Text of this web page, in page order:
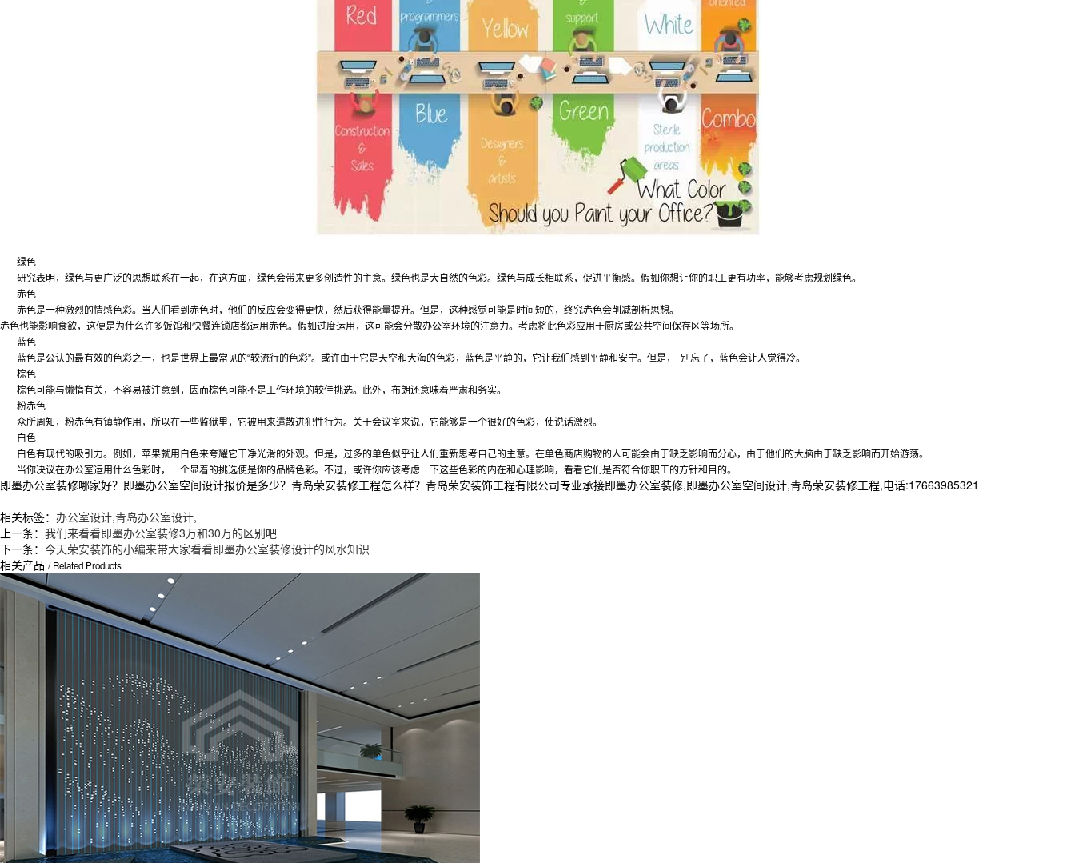
绿色
研究表明，绿色与更广泛的思想联系在一起，在这方面，绿色会带来更多创造性的主意。绿色也是大自然的色彩。绿色与成长相联系，促进平衡感。假如你想让你的职工更有功率，能够考虑规划绿色。
赤色
赤色是一种激烈的情感色彩。当人们看到赤色时，他们的反应会变得更快，然后获得能量提升。但是，这种感觉可能是时间短的，终究赤色会削减剖析思想。
赤色也能影响食欲，这便是为什么许多饭馆和快餐连锁店都运用赤色。假如过度运用，这可能会分散办公室环境的注意力。考虑将此色彩应用于厨房或公共空间保存区等场所。
蓝色
蓝色是公认的最有效的色彩之一，也是世界上最常见的“较流行的色彩”。或许由于它是天空和大海的色彩，蓝色是平静的，它让我们感到平静和安宁。但是， 别忘了，蓝色会让人觉得冷。
棕色
棕色可能与懒惰有关，不容易被注意到，因而棕色可能不是工作环境的较佳挑选。此外，布朗还意味着严肃和务实。
粉赤色
众所周知，粉赤色有镇静作用，所以在一些监狱里，它被用来遣散进犯性行为。关于会议室来说，它能够是一个很好的色彩，使说话激烈。
白色
白色有现代的吸引力。例如，苹果就用白色来夸耀它干净光滑的外观。但是，过多的单色似乎让人们重新思考自己的主意。在单色商店购物的人可能会由于缺乏影响而分心，由于他们的大脑由于缺乏影响而开始游荡。
当你决议在办公室运用什么色彩时，一个显着的挑选便是你的品牌色彩。不过，或许你应该考虑一下这些色彩的内在和心理影响，看看它们是否符合你职工的方针和目的。
即墨办公室装修哪家好？即墨办公室空间设计报价是多少？青岛荣安装修工程怎么样？青岛荣安装饰工程有限公司专业承接即墨办公室装修,即墨办公室空间设计,青岛荣安装修工程,电话:17663985321
相关标签： 办公室设计,青岛办公室设计,
上一条： 我们来看看即墨办公室装修3万和30万的区别吧
下一条： 今天荣安装饰的小编来带大家看看即墨办公室装修设计的风水知识
相关产品 / Related Products